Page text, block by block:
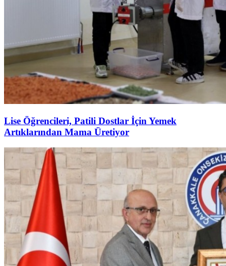
Lise Öğrencileri, Patili Dostlar İçin Yemek
Artıklarından Mama Üretiyor